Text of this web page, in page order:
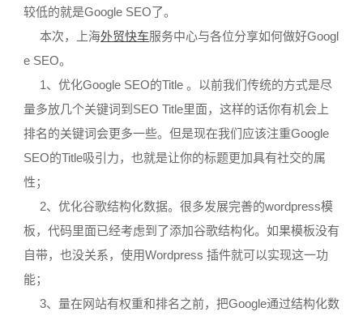
较低的就是Google SEO了。
本次，上海外贸快车服务中心与各位分享如何做好Googl
e SEO。
1、优化Google SEO的Title 。以前我们传统的方式是尽
量多放几个关键词到SEO Title里面，这样的话你有机会上
排名的关键词会更多一些。但是现在我们应该注重Google
SEO的Title吸引力，也就是让你的标题更加具有社交的属
性；
2、优化谷歌结构化数据。很多发展完善的wordpress模
板，代码里面已经考虑到了添加谷歌结构化。如果模板没有
自带，也没关系，使用Wordpress 插件就可以实现这一功
能；
3、量在网站有权重和排名之前，把Google通过结构化数